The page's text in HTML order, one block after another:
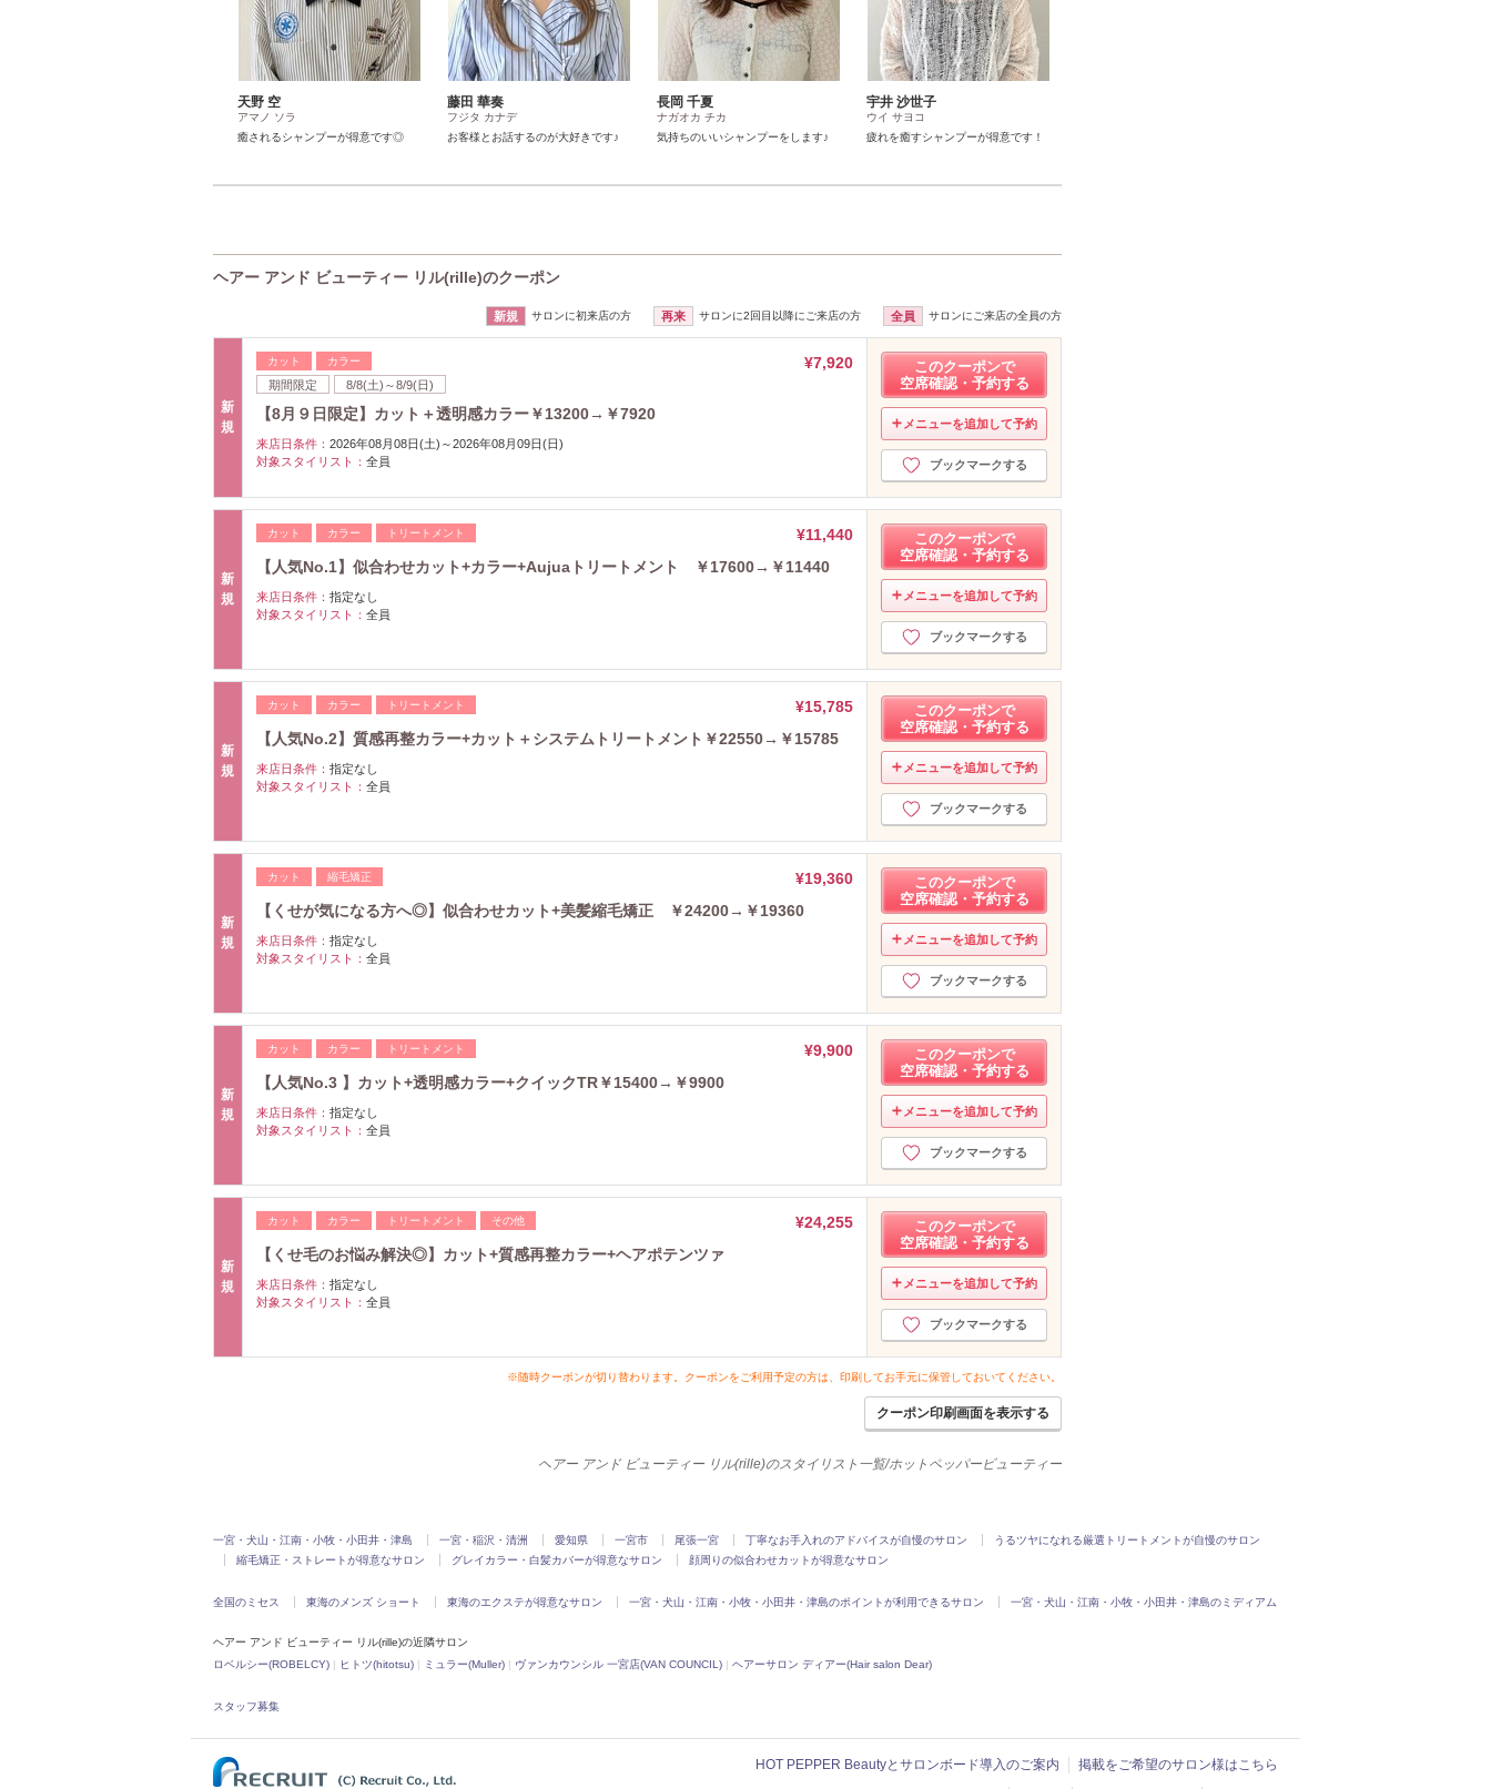
天野 空
アマノ ソラ
癒されるシャンプーが得意です◎
藤田 華奏
フジタ カナデ
お客様とお話するのが大好きです♪
長岡 千夏
ナガオカ チカ
気持ちのいいシャンプーをします♪
宇井 沙世子
ウイ サヨコ
疲れを癒すシャンプーが得意です！
ヘアー アンド ビューティー リル(rille)のクーポン
新規 サロンに初来店の方 再来 サロンに2回目以降にご来店の方 全員 サロンにご来店の全員の方
新
規
カット カラー
期間限定 8/8(土)～8/9(日)
¥7,920
【8月９日限定】カット＋透明感カラー￥13200→￥7920
来店日条件： 2026年08月08日(土)～2026年08月09日(日)
対象スタイリスト： 全員
このクーポンで
空席確認・予約する
メニューを追加して予約
ブックマークする
新
規
カット カラー トリートメント
¥11,440
【人気No.1】似合わせカット+カラー+Aujuaトリートメント ￥17600→￥11440
来店日条件： 指定なし
対象スタイリスト： 全員
このクーポンで
空席確認・予約する
メニューを追加して予約
ブックマークする
新
規
カット カラー トリートメント
¥15,785
【人気No.2】質感再整カラー+カット＋システムトリートメント￥22550→￥15785
来店日条件： 指定なし
対象スタイリスト： 全員
このクーポンで
空席確認・予約する
メニューを追加して予約
ブックマークする
新
規
カット 縮毛矯正
¥19,360
【くせが気になる方へ◎】似合わせカット+美髪縮毛矯正 ￥24200→￥19360
来店日条件： 指定なし
対象スタイリスト： 全員
このクーポンで
空席確認・予約する
メニューを追加して予約
ブックマークする
新
規
カット カラー トリートメント
¥9,900
【人気No.3 】カット+透明感カラー+クイックTR￥15400→￥9900
来店日条件： 指定なし
対象スタイリスト： 全員
このクーポンで
空席確認・予約する
メニューを追加して予約
ブックマークする
新
規
カット カラー トリートメント その他
¥24,255
【くせ毛のお悩み解決◎】カット+質感再整カラー+ヘアポテンツァ
来店日条件： 指定なし
対象スタイリスト： 全員
このクーポンで
空席確認・予約する
メニューを追加して予約
ブックマークする
※随時クーポンが切り替わります。クーポンをご利用予定の方は、印刷してお手元に保管しておいてください。
クーポン印刷画面を表示する
ヘアー アンド ビューティー リル(rille)のスタイリスト一覧/ホットペッパービューティー
一宮・犬山・江南・小牧・小田井・津島 一宮・稲沢・清洲 愛知県 一宮市 尾張一宮 丁寧なお手入れのアドバイスが自慢のサロン
うるツヤになれる厳選トリートメントが自慢のサロン
縮毛矯正・ストレートが得意なサロン
グレイカラー・白髪カバーが得意なサロン 顔周りの似合わせカットが得意なサロン
全国のミセス 東海のメンズ ショート 東海のエクステが得意なサロン 一宮・犬山・江南・小牧・小田井・津島のポイントが利用できるサロン 一宮・犬山・江南・小牧・小田井・津島のミディアム
ヘアー アンド ビューティー リル(rille)の近隣サロン
ロベルシー(ROBELCY) | ヒトツ(hitotsu) | ミュラー(Muller) | ヴァンカウンシル 一宮店(VAN COUNCIL) | ヘアーサロン ディアー(Hair salon Dear)
スタッフ募集
HOT PEPPER Beautyとサロンボード導入のご案内 掲載をご希望のサロン様はこちら